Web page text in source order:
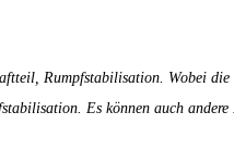
Rumpfstabilisation. Wobei
Es können auch